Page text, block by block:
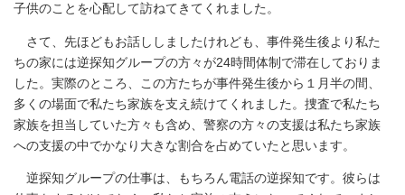
子供のことを心配して訪ねてきてくれました。
さて、先ほどもお話ししましたけれども、事件発生後より私た
ちの家には逆探知グループの方々が24時間体制で滞在しておりま
した。実際のところ、この方たちが事件発生後から１月半の間、
多くの場面で私たち家族を支え続けてくれました。捜査で私たち
家族を担当していた方々も含め、警察の方々の支援は私たち家族
への支援の中でかなり大きな割合を占めていたと思います。
逆探知グループの仕事は、もちろん電話の逆探知です。彼らは